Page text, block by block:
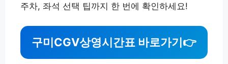
주차, 좌석 선택 팁까지 한 번에 확인하세요!
구미CGV상영시간표 바로가기👉